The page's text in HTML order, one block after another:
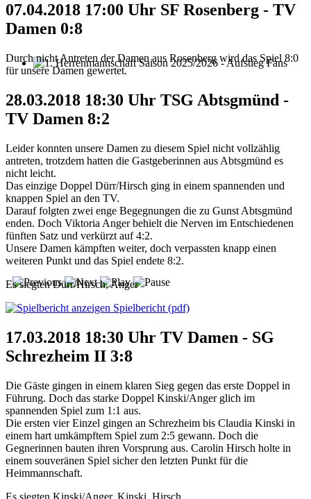
1. Herrenmannschaft Saison 2025/2026 - Aufstieg Fans
07.04.2018 17:00 Uhr SF Rosenberg - TV
Damen 0:8
Durch nicht Antreten der Damen aus Rosenberg wird das Spiel 8:0
für unsere Damen gewertet.
28.03.2018 18:30 Uhr TSG Abtsgmünd -
TV Damen 8:2
Leider konnten unsere Damen zu diesem Spiel nicht vollzählig
antreten, trotzdem hatten die Gastgeberinnen aus Abtsgmünd es
nicht leicht.
Das einzige Doppel Dürr/Hirsch ging in einem spannenden und
knappen Spiel an den TV.
Darauf folgten zwei enge Begegnungen die zu Gunst Abtsgmünd
enden. Doch Viktoria Anger behielt die Nerven im Entschiedenen
fünften Satz und verkürzt auf 4:2.
Unsere Damen kämpften weiter, doch verpassten knapp einen
weiteren Punkt und das Spiel endete 8:2.
Es siegten Dürr/Hirsch, Anger
Spielbericht (pdf)
17.03.2018 18:30 Uhr TV Damen - SG
Schrezheim II 3:8
Die Gäste gingen in einem klaren Sieg gegen das erste Doppel in
Führung. Doch das starke Doppel Kinski/Anger glich im
spannenden Spiel zum 1:1 aus.
Die ersten vier Einzel gingen an Schrezheim bis Claudia Kinski in
einem hart umkämpftem Spiel zum 2:5 gewann. Doch die
Gegnerinnen bauten ihren Vorsprung aus. Carolin Hirsch holte in
einem souveränen Spiel sicher den letzten Punkt für die
Heimmannschaft.
Es siegten Kinski/Anger, Kinski, Hirsch